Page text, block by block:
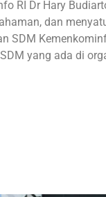
RI Dr Hary
dan
SDM
yang ada di